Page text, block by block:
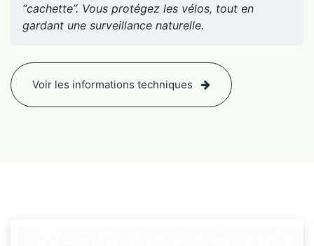
“cachette”. Vous protégez les vélos, tout en
gardant une surveillance naturelle.
Voir les informations techniques